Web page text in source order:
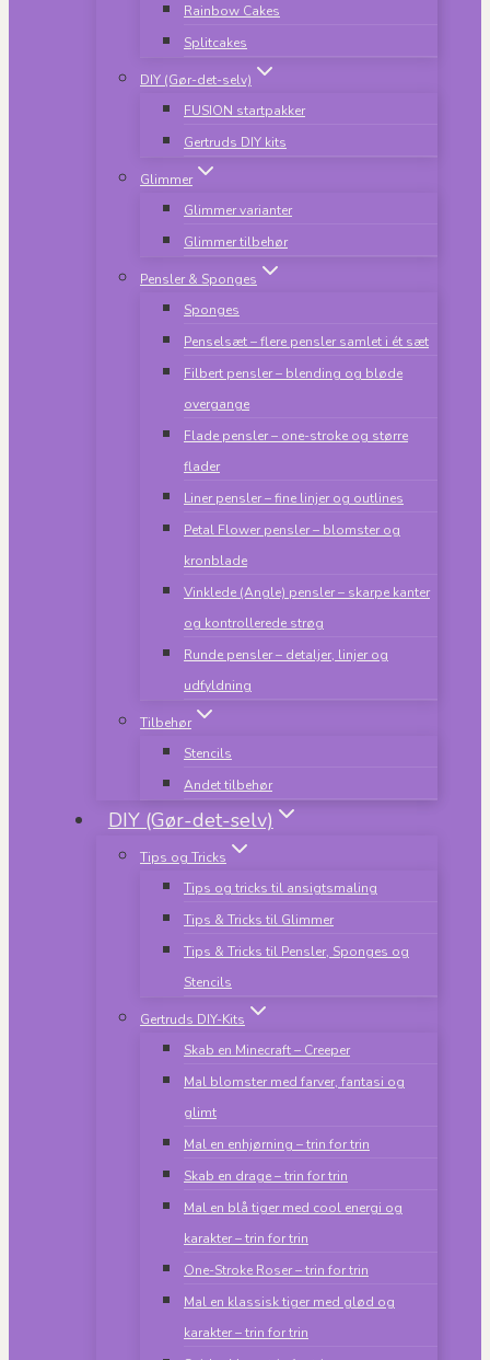
Rainbow Cakes
Splitcakes
DIY (Gør-det-selv)
FUSION startpakker
Gertruds DIY kits
Glimmer
Glimmer varianter
Glimmer tilbehør
Pensler & Sponges
Sponges
Penselsæt – flere pensler samlet i ét sæt
Filbert pensler – blending og bløde
overgange
Flade pensler – one-stroke og større
flader
Liner pensler – fine linjer og outlines
Petal Flower pensler – blomster og
kronblade
Vinklede (Angle) pensler – skarpe kanter
og kontrollerede strøg
Runde pensler – detaljer, linjer og
udfyldning
Tilbehør
Stencils
Andet tilbehør
DIY (Gør-det-selv)
Tips og Tricks
Tips og tricks til ansigtsmaling
Tips & Tricks til Glimmer
Tips & Tricks til Pensler, Sponges og
Stencils
Gertruds DIY-Kits
Skab en Minecraft – Creeper
Mal blomster med farver, fantasi og
glimt
Mal en enhjørning – trin for trin
Skab en drage – trin for trin
Mal en blå tiger med cool energi og
karakter – trin for trin
One-Stroke Roser – trin for trin
Mal en klassisk tiger med glød og
karakter – trin for trin